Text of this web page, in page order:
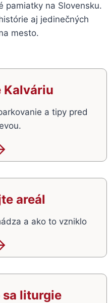
pamiatky na Slovensku.
aj jedinečných
mesto.
Kalváriu
a tipy pred
areál
a ako to vzniklo
liturgie